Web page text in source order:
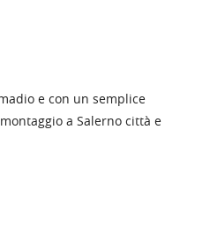
e con un semplice
a Salerno città e